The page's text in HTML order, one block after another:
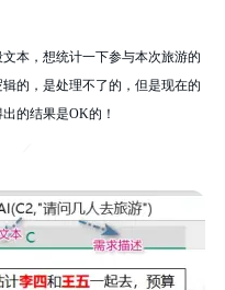
本，想统计一下参与本次旅游的
的，是处理不了的，但是现在的
的结果是OK的！